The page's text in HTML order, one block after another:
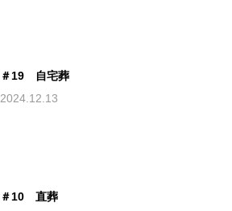
＃19 自宅葬
2024.12.13
＃10 直葬